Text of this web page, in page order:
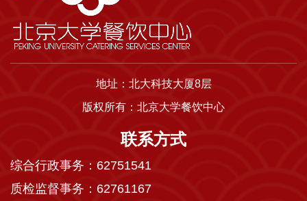
地址：北大科技大厦8层
版权所有：北京大学餐饮中心
联系方式
综合行政事务：62751541
质检监督事务：62761167